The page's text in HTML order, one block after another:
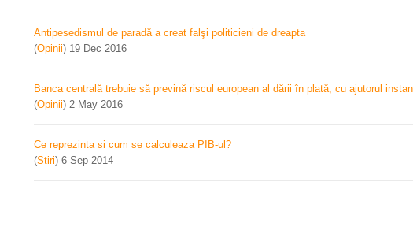
Antipesedismul de paradă a creat falşi politicieni de dreapta
(Opinii) 19 Dec 2016
Banca centrală trebuie să prevină riscul european al dării în plată, cu ajutorul
(Opinii) 2 May 2016
Ce reprezinta si cum se calculeaza PIB-ul?
(Stiri) 6 Sep 2014